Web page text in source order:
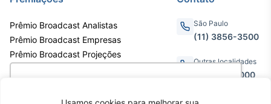
Prêmio Broadcast Analistas
Prêmio Broadcast Empresas
Prêmio Broadcast Projeções
São Paulo
(11) 3856-3500
Outras localidades
0800.011.3000